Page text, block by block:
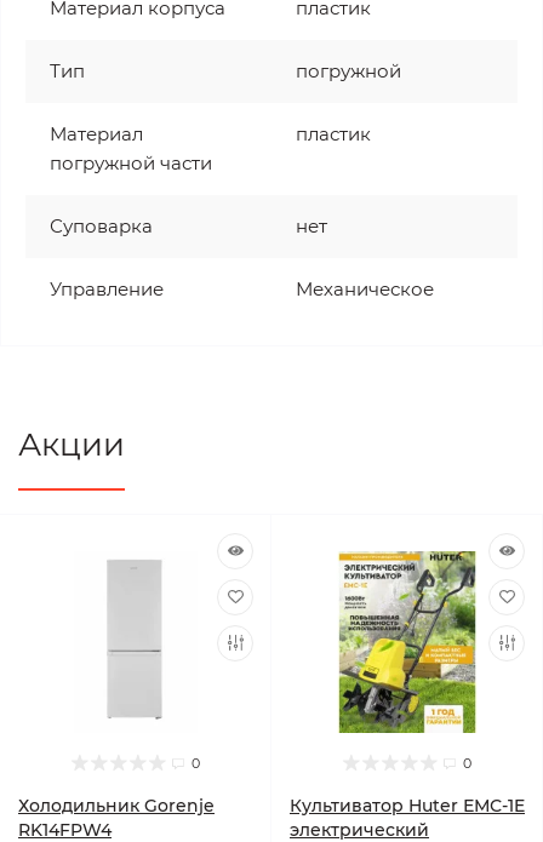
Материал корпуса пластик
Тип погружной
Материал
погружной части
пластик
Суповарка нет
Управление Механическое
Акции
0
Холодильник Gorenje
RK14FPW4
0
Культиватор Huter ЕМС-1E
электрический